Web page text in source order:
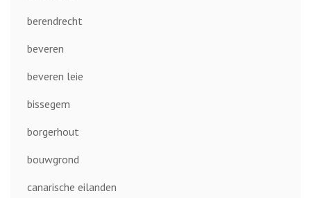
berendrecht
beveren
beveren leie
bissegem
borgerhout
bouwgrond
canarische eilanden